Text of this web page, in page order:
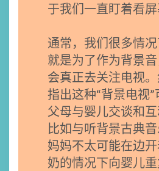
于我们一直盯着看屏
通常，我们很多情
就是为了作为背景
会真正去关注电视
指出这种“背景电视
父母与婴儿交谈和互
比如与听背景古典音
妈妈不太可能在边
奶的情况下向婴儿